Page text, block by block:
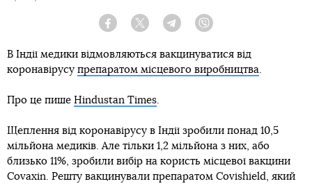
Facebook Twitter Telegram
В Індії медики відмовляються вакцинуватися від
коронавірусу препаратом місцевого виробництва.
Про це пише Hindustan Times.
Щеплення від коронавірусу в Індії зробили понад 10,5
мільйона медиків. Але тільки 1,2 мільйона з них, або
близько 11%, зробили вибір на користь місцевої вакцини
Covaxin. Решту вакцинували препаратом Covishield, який